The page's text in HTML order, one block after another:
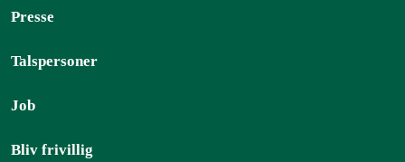
Presse
Talspersoner
Job
Bliv frivillig